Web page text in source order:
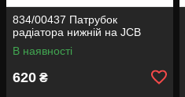
834/00437 Патрубок
радіатора нижній на JCB
В наявності
620 ₴